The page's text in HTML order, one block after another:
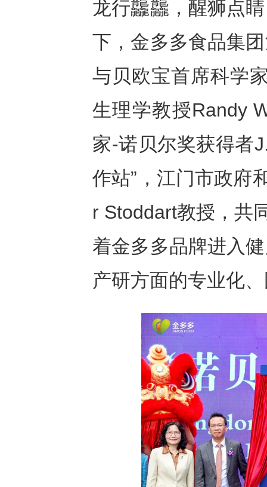
龙行龘龘，醒狮点
下，金多多食品集
与贝欧宝首席科学
生理学教授Randy
家-诺贝尔奖获得者
作站”，江门市政府
r Stoddart教授，共
着金多多品牌进入
产研方面的专业化